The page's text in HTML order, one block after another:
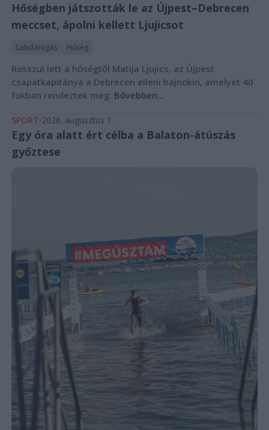
Hőségben játszották le az Újpest–Debrecen
meccset, ápolni kellett Ljujicsot
Labdarúgás Hőség
Rosszul lett a hőségtől Matija Ljujics, az Újpest
csapatkapitánya a Debrecen elleni bajnokin, amelyet 40
fokban rendeztek meg. Bővebben...
SPORT 2026. augusztus 1.
Egy óra alatt ért célba a Balaton-átúszás
győztese